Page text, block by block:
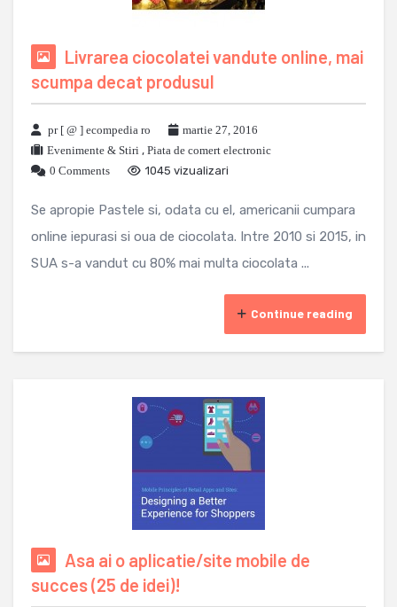
Livrarea ciocolatei vandute online, mai
scumpa decat produsul
pr [ @ ] ecompedia ro
martie 27, 2016
Evenimente & Stiri , Piata de comert electronic
0 Comments
1045 vizualizari
Se apropie Pastele si, odata cu el, americanii cumpara
online iepurasi si oua de ciocolata. Intre 2010 si 2015, in
SUA s-a vandut cu 80% mai multa ciocolata ...
Continue reading
Asa ai o aplicatie/site mobile de
succes (25 de idei)!